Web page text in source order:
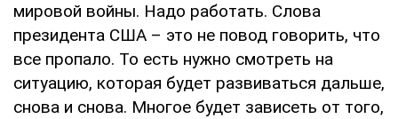
мировой войны. Надо работать. Слова
президента США – это не повод говорить, что
все пропало. То есть нужно смотреть на
ситуацию, которая будет развиваться дальше,
снова и снова. Многое будет зависеть от того,